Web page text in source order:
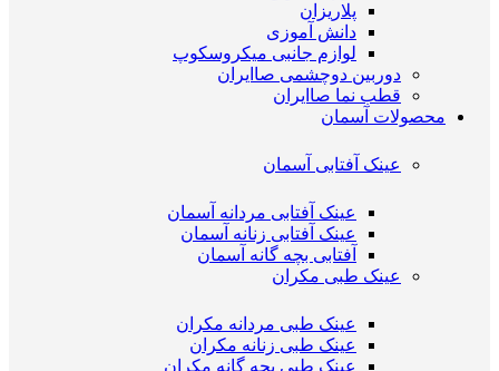
پلاریزان
دانش آموزی
لوازم جانبی میکروسکوپ
دوربین دوچشمی صاایران
قطب نما صاایران
محصولات آسمان
عینک آفتابی آسمان
عینک آفتابی مردانه آسمان
عینک آفتابی زنانه آسمان
آفتابی بچه گانه آسمان
عینک طبی مکران
عینک طبی مردانه مکران
عینک طبی زنانه مکران
عینک طبی بچه گانه مکران